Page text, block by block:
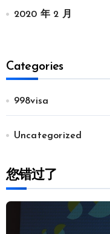
2020 年 2 月
Categories
998visa
Uncategorized
您错过了